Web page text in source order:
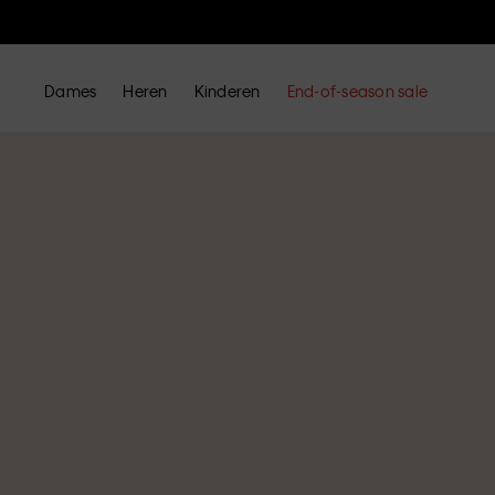
Dames Heren Kinderen End-of-season sale